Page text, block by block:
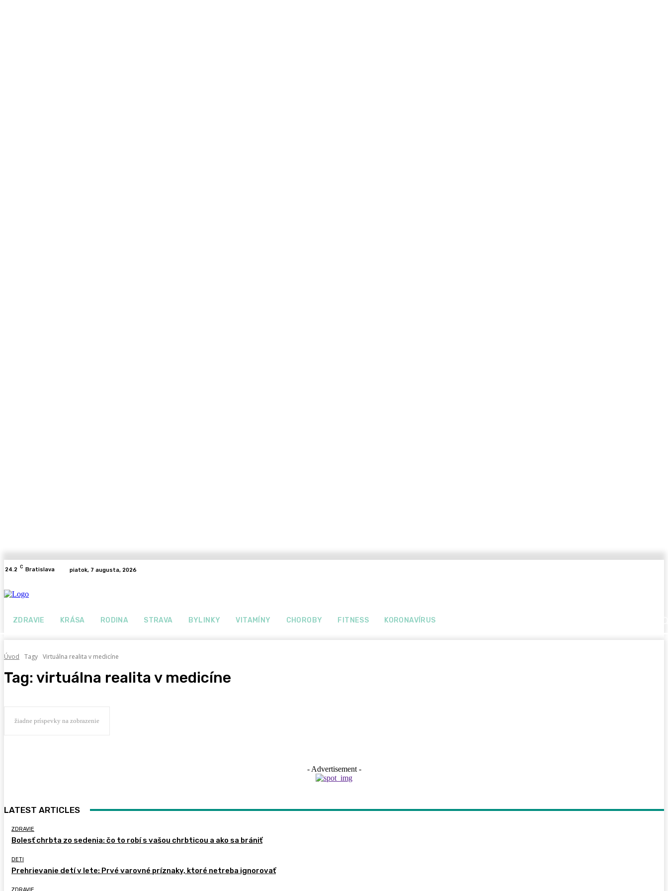
24.2 C Bratislava piatok, 7 augusta, 2026
ZDRAVIE KRÁSA RODINA STRAVA BYLINKY VITAMÍNY CHOROBY FITNESS KORONAVÍRUS
Úvod Tagy Virtuálna realita v medicíne
Tag: virtuálna realita v medicíne
žiadne príspevky na zobrazenie
- Advertisement -
LATEST ARTICLES
ZDRAVIE
Bolesť chrbta zo sedenia: čo to robí s vašou chrbticou a ako sa brániť
DETI
Prehrievanie detí v lete: Prvé varovné príznaky, ktoré netreba ignorovať